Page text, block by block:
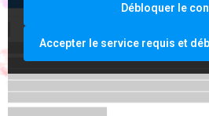
Débloquer le
Accepter le service requis et